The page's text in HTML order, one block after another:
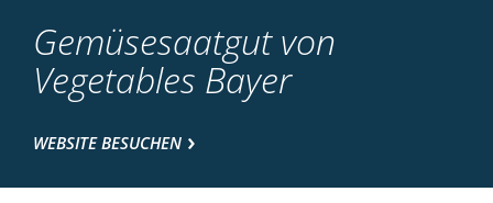
Gemüsesaatgut von
Vegetables Bayer
WEBSITE BESUCHEN